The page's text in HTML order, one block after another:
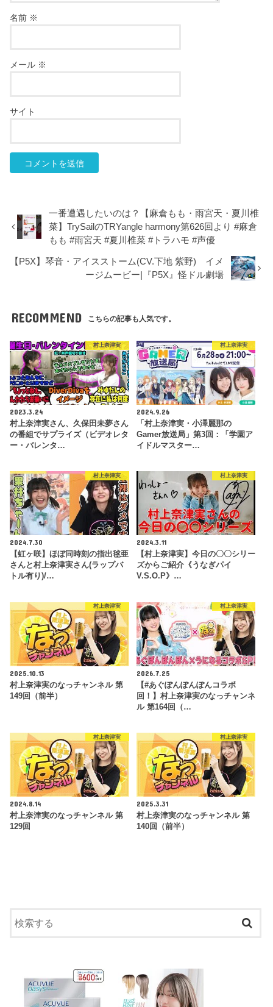
名前 ※
メール ※
サイト
一番遭遇したいのは？【麻倉もも・雨宮天・夏川椎
菜】TrySailのTRYangle harmony第626回より #麻倉
もも #雨宮天 #夏川椎菜 #トラハモ #声優
【P5X】琴音・アイスストーム(CV.下地 紫野) イメ
ージムービー|『P5X』怪ドル劇場
RECOMMEND こちらの記事も人気です。
村上奈津実
2023.3.24
村上奈津実さん、久保田未夢さん
の番組でサプライズ（ビデオレタ
ー・バレンタ…
村上奈津実
2024.9.26
「村上奈津実・小澤麗那の
Gamer放送局」第3回：「学園ア
イドルマスター…
村上奈津実
2024.7.30
【虹ヶ咲】ほぼ同時刻の指出毬亜
さんと村上奈津実さん(ラップバ
トル有り)/…
村上奈津実
2024.3.11
【村上奈津実】今日の〇〇シリー
ズからご紹介《うなぎパイ
V.S.O.P》…
村上奈津実
2025.10.13
村上奈津実のなっチャンネル 第
149回（前半）
村上奈津実
2026.7.25
【#あぐぽんぽんぽんコラボ
回！】村上奈津実のなっチャンネ
ル 第164回（…
村上奈津実
2024.8.14
村上奈津実のなっチャンネル 第
129回
村上奈津実
2025.3.31
村上奈津実のなっチャンネル 第
140回（前半）